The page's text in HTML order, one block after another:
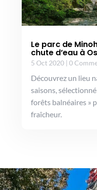
Le parc de
chute d’eau à
5 Oct 2020| 0
Découvrez un lieu
saisons,
forêts balnéaires »
fraîcheur.